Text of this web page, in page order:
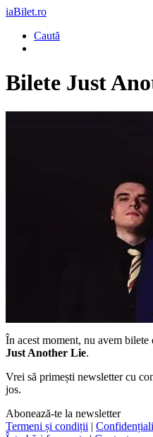
iaBilet.ro
Caută
Bilete Just
În acest moment, nu avem
Just Another Lie.
Vrei să primești newsletter cu
jos.
Abonează-te la newsletter
Termeni și condiții |